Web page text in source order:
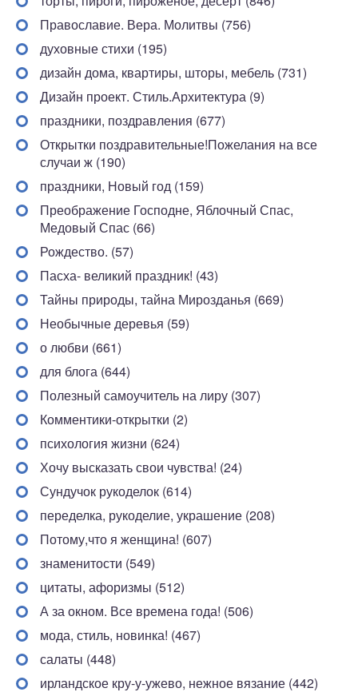
Православие. Вера. Молитвы (756)
духовные стихи (195)
дизайн дома, квартиры, шторы, мебель (731)
Дизайн проект. Стиль.Архитектура (9)
праздники, поздравления (677)
Открытки поздравительные!Пожелания на все
случаи ж (190)
праздники, Новый год (159)
Преображение Господне, Яблочный Спас,
Медовый Спас (66)
Рождество. (57)
Пасха- великий праздник! (43)
Тайны природы, тайна Мирозданья (669)
Необычные деревья (59)
о любви (661)
для блога (644)
Полезный самоучитель на лиру (307)
Комментики-открытки (2)
психология жизни (624)
Хочу высказать свои чувства! (24)
Сундучок рукоделок (614)
переделка, рукоделие, украшение (208)
Потому,что я женщина! (607)
знаменитости (549)
цитаты, афоризмы (512)
А за окном. Все времена года! (506)
мода, стиль, новинка! (467)
салаты (448)
ирландское кру-у-ужево, нежное вязание (442)